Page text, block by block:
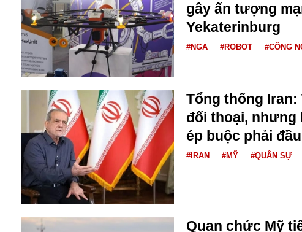
Crimea
Chính trị
Công nghệ
Chuyện hay
Chuyện lạ
Casino
Chiến tranh thương mại
Chi hội phụ nữ TTTM Mátxcơva
Chính trị Nga
Chợ Vòm
Cảnh sát
Cấm bay
Cao tốc
Canada
gây ấn tượng
Yekaterinburg
#NGA #ROBOT #CÔNG
Tổng thống Iran:
đối thoại, nhưng
ép buộc phải
#IRAN #MỸ #QUÂN SỰ
Quan chức Mỹ